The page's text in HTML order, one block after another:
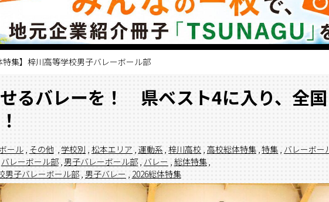
特集】梓川高等学校男子バレーボール部
るバレーを！ 県ベスト4に入り、全国
ール , その他 , 学校別 , 松本エリア , 運動系 , 梓川高校 , 高校総体特集 ,特集 , バレーボー
バレーボール部 , 男子バレーボール部 , バレー , 総体特集,
男子バレーボール部 , 男子バレー , 2026総体特集